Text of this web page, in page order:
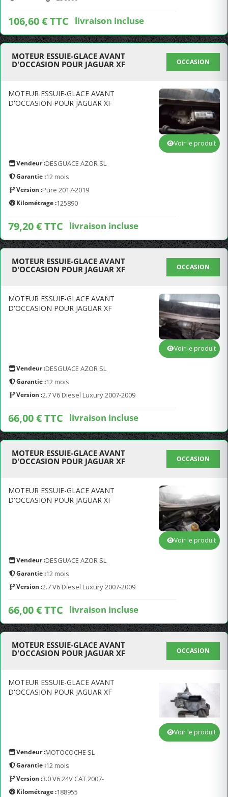
106,60 € TTC livraison incluse
MOTEUR ESSUIE-GLACE AVANT
D'OCCASION POUR JAGUAR XF
OCCASION
MOTEUR ESSUIE-GLACE AVANT
D'OCCASION POUR JAGUAR XF
Vendeur :DESGUACE AZOR SL
Garantie :12 mois
Version :Pure 2017-2019
Kilométrage :125890
79,20 € TTC livraison incluse
Voir le produit
MOTEUR ESSUIE-GLACE AVANT
D'OCCASION POUR JAGUAR XF
OCCASION
MOTEUR ESSUIE-GLACE AVANT
D'OCCASION POUR JAGUAR XF
Vendeur :DESGUACE AZOR SL
Garantie :12 mois
Version :2.7 V6 Diesel Luxury 2007-2009
66,00 € TTC livraison incluse
Voir le produit
MOTEUR ESSUIE-GLACE AVANT
D'OCCASION POUR JAGUAR XF
OCCASION
MOTEUR ESSUIE-GLACE AVANT
D'OCCASION POUR JAGUAR XF
Vendeur :DESGUACE AZOR SL
Garantie :12 mois
Version :2.7 V6 Diesel Luxury 2007-2009
66,00 € TTC livraison incluse
Voir le produit
MOTEUR ESSUIE-GLACE AVANT
D'OCCASION POUR JAGUAR XF
OCCASION
MOTEUR ESSUIE-GLACE AVANT
D'OCCASION POUR JAGUAR XF
Vendeur :MOTOCOCHE SL
Garantie :12 mois
Version :3.0 V6 24V CAT 2007-
Kilométrage :188955
Voir le produit